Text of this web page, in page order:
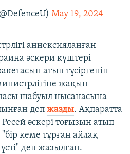
May 19, 2024
аннексияланған
әскери күштері
атып түсіргенін
жақын
шабуыл нысанасына
деп жазды. Ақпаратта
әскері тоғызын атып
"бір кеме тұрған айлақ
деп жазылған.